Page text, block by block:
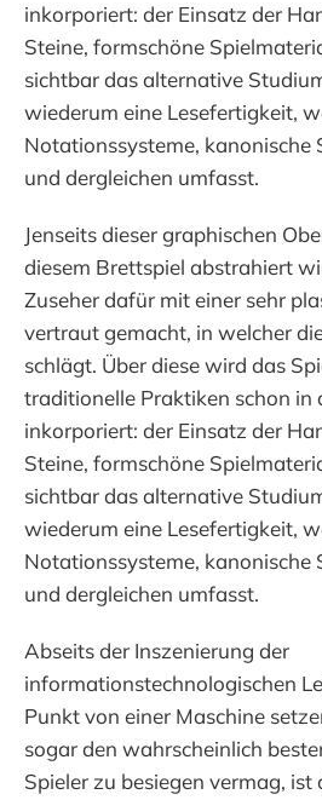
inkorporiert: der Einsatz der
Steine, formschöne
sichtbar das alternative
wiederum eine Lesefertigkeit,
Notationssysteme, kanonische
und dergleichen umfasst.
Jenseits dieser graphischen
diesem Brettspiel abstrahiert
Zuseher dafür mit einer sehr
vertraut gemacht, in welcher
schlägt. Über diese wird das
traditionelle Praktiken schon in
inkorporiert: der Einsatz der
Steine, formschöne
sichtbar das alternative
wiederum eine Lesefertigkeit,
Notationssysteme, kanonische
und dergleichen umfasst.
Abseits der Inszenierung der
informationstechnologischen
Punkt von einer Maschine
sogar den wahrscheinlich
Spieler zu besiegen vermag, ist